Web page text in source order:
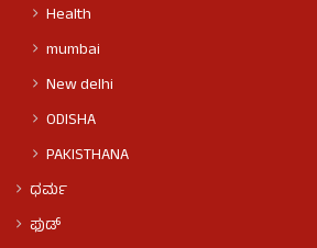
Health
mumbai
New delhi
ODISHA
PAKISTHANA
ಧರ್ಮ
ಫುಡ್​​